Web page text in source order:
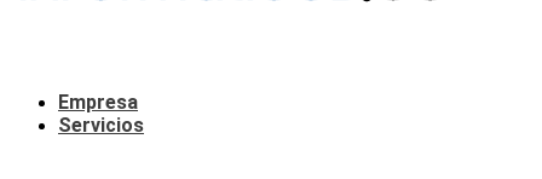
Empresa
Servicios